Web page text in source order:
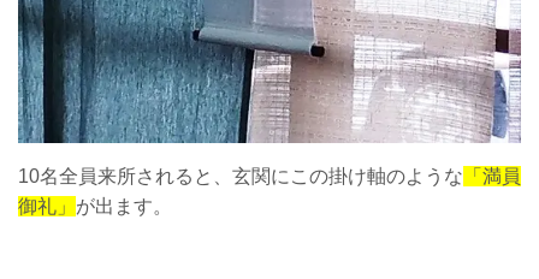
10名全員来所されると、玄関にこの掛け軸のような 「満員
御礼」 が出ます。